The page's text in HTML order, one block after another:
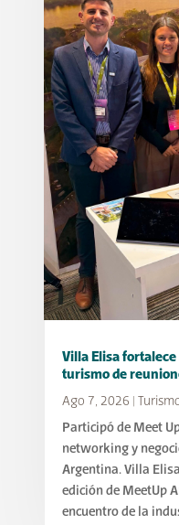
Villa Elisa
turismo de
Ago 7, 2026
Participó de Meet
networking y
Argentina. Villa
edición de MeetUp
encuentro de la